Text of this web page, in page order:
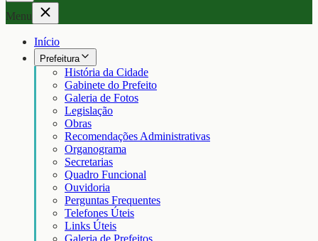
Menu
Início
Prefeitura
História da Cidade
Gabinete do Prefeito
Galeria de Fotos
Legislação
Obras
Recomendações Administrativas
Organograma
Secretarias
Quadro Funcional
Ouvidoria
Perguntas Frequentes
Telefones Úteis
Links Úteis
Galeria de Prefeitos